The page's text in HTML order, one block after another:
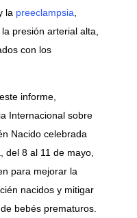
la preeclampsia
presión arterial alta,
con los
informe,
Internacional sobre
Nacido celebrada
del 8 al 11 de mayo,
para mejorar la
nacidos y mitigar
bebés prematuros.